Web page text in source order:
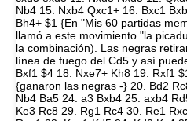
Nb4 15. Nxb4 Qxc1+ 16. Bxc1
Bh4+ $1 {En "Mis 60 partidas
llamó a este movimiento "la
la combinación). Las negras
línea de fuego del Cd5 y así
Bxf1 $4 18. Nxe7+ Kh8 19. Rxf1
{ganaron las negras -} 20. Bd2
Nb4 Ba5 24. a3 Bxb4 25. axb4
Ke3 Rc8 29. Rg1 Rc4 30. Re1